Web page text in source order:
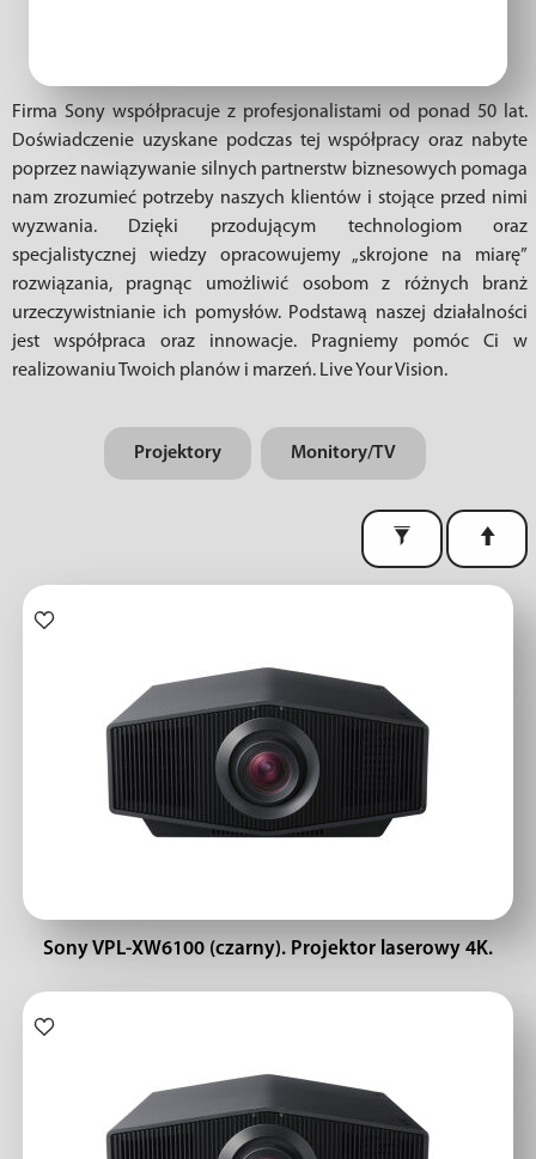
Firma Sony współpracuje z profesjonalistami od ponad 50 lat.
Doświadczenie uzyskane podczas tej współpracy oraz nabyte
poprzez nawiązywanie silnych partnerstw biznesowych pomaga
nam zrozumieć potrzeby naszych klientów i stojące przed nimi
wyzwania. Dzięki przodującym technologiom oraz
specjalistycznej wiedzy opracowujemy „skrojone na miarę”
rozwiązania, pragnąc umożliwić osobom z różnych branż
urzeczywistnianie ich pomysłów. Podstawą naszej działalności
jest współpraca oraz innowacje. Pragniemy pomóc Ci w
realizowaniu Twoich planów i marzeń. Live Your Vision.
Projektory Monitory/TV
Sony VPL-XW6100 (czarny). Projektor laserowy 4K.